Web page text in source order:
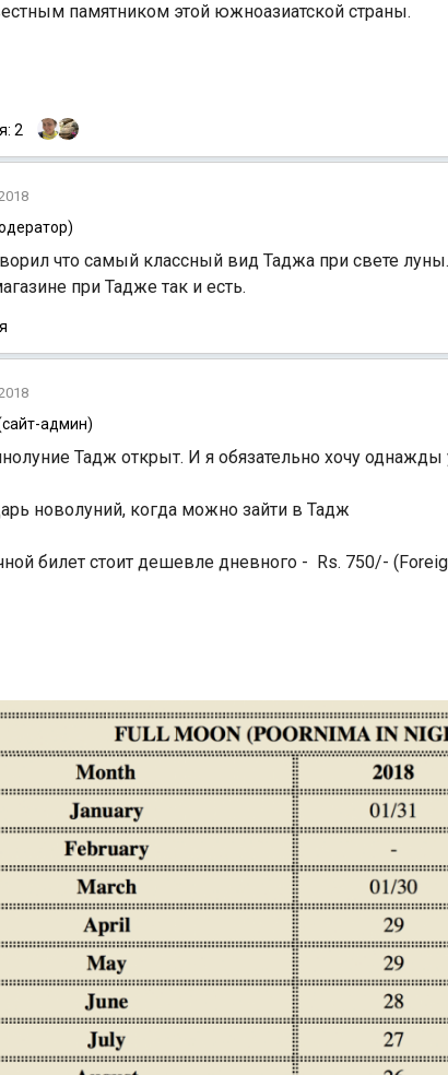
памятником этой южноазиатской страны.
: 2
что самый классный вид Таджа при свете
при Тадже так и есть.
админ)
Тадж открыт. И я обязательно хочу
новолуний, когда можно зайти в Тадж
билет стоит дешевле дневного - Rs. 750/-